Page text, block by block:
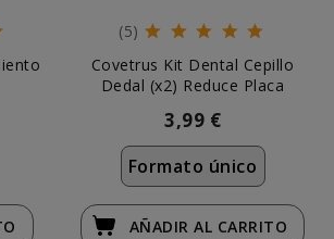
(5)
Covetrus Kit Dental Cepillo
Dedal (x2) Reduce Placa
3,99 €
Formato único
AÑADIRAL CARRITO